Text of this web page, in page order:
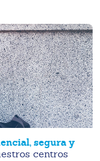
segura y
centros